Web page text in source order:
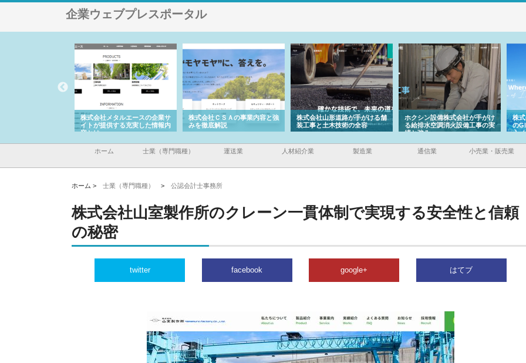
企業ウェブプレスポータル
株式会社メタルエースの企業サ
イトが提供する充実した情報内
容とは
株式会社ＣＳＡの事業内容と強
みを徹底解説
株式会社山形道路が手がける舗
装工事と土木技術の全容
ホクシン設備株式会社が手がけ
る給排水空調消火設備工事の実
績と強み
株
の
入
ホーム 士業（専門職種） 運送業 人材紹介業 製造業 通信業 小売業・販売業
ホーム > 士業（専門職種） > 公認会計士事務所
株式会社山室製作所のクレーン一貫体制で実現する安全性と信頼
の秘密
twitter facebook google+ はてブ